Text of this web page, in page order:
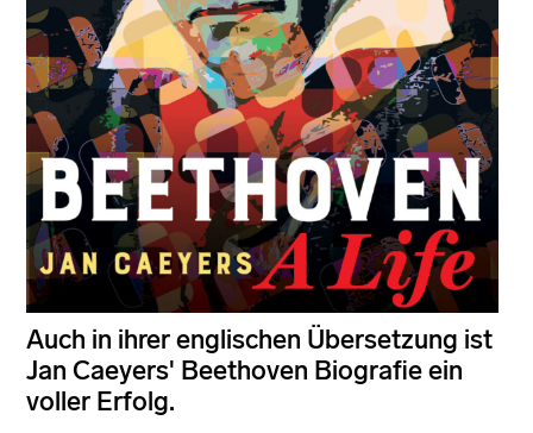
Auch in ihrer englischen Übersetzung ist
Jan Caeyers' Beethoven Biografie ein
voller Erfolg.